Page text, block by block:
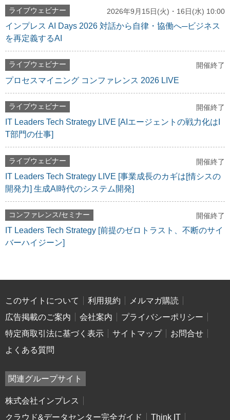
ライブウェビナー 2026年9月15日(火)・16日(水) 10:00
インプレス AI Days 2026 対話から自律・協働へ─ビジネス
を再定義するAI
ライブウェビナー 開催終了
プロセスマイニング コンファレンス 2026 LIVE
ライブウェビナー 開催終了
IT Leaders Tech Strategy LIVE [AIエージェントの戦力化はI
T部門の仕事]
ライブウェビナー 開催終了
IT Leaders Tech Strategy LIVE [事業成長のカギは[情シスの
開発力] 生成AI時代のシステム開発]
コンファレンス/セミナー 開催終了
IT Leaders Tech Strategy [前提のゼロトラスト、不断のサイ
バーハイジーン]
このサイトについて 利用規約
メルマガ購読
広告掲載のご案内
会社案内
プライバシーポリシー
特定商取引法に基づく表示
サイトマップ
お問合せ
よくある質問
関連グループサイト
株式会社インプレス
クラウド&データセンター完全ガイド
Think IT